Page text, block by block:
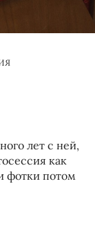
лет с ней,
как
фотки потом